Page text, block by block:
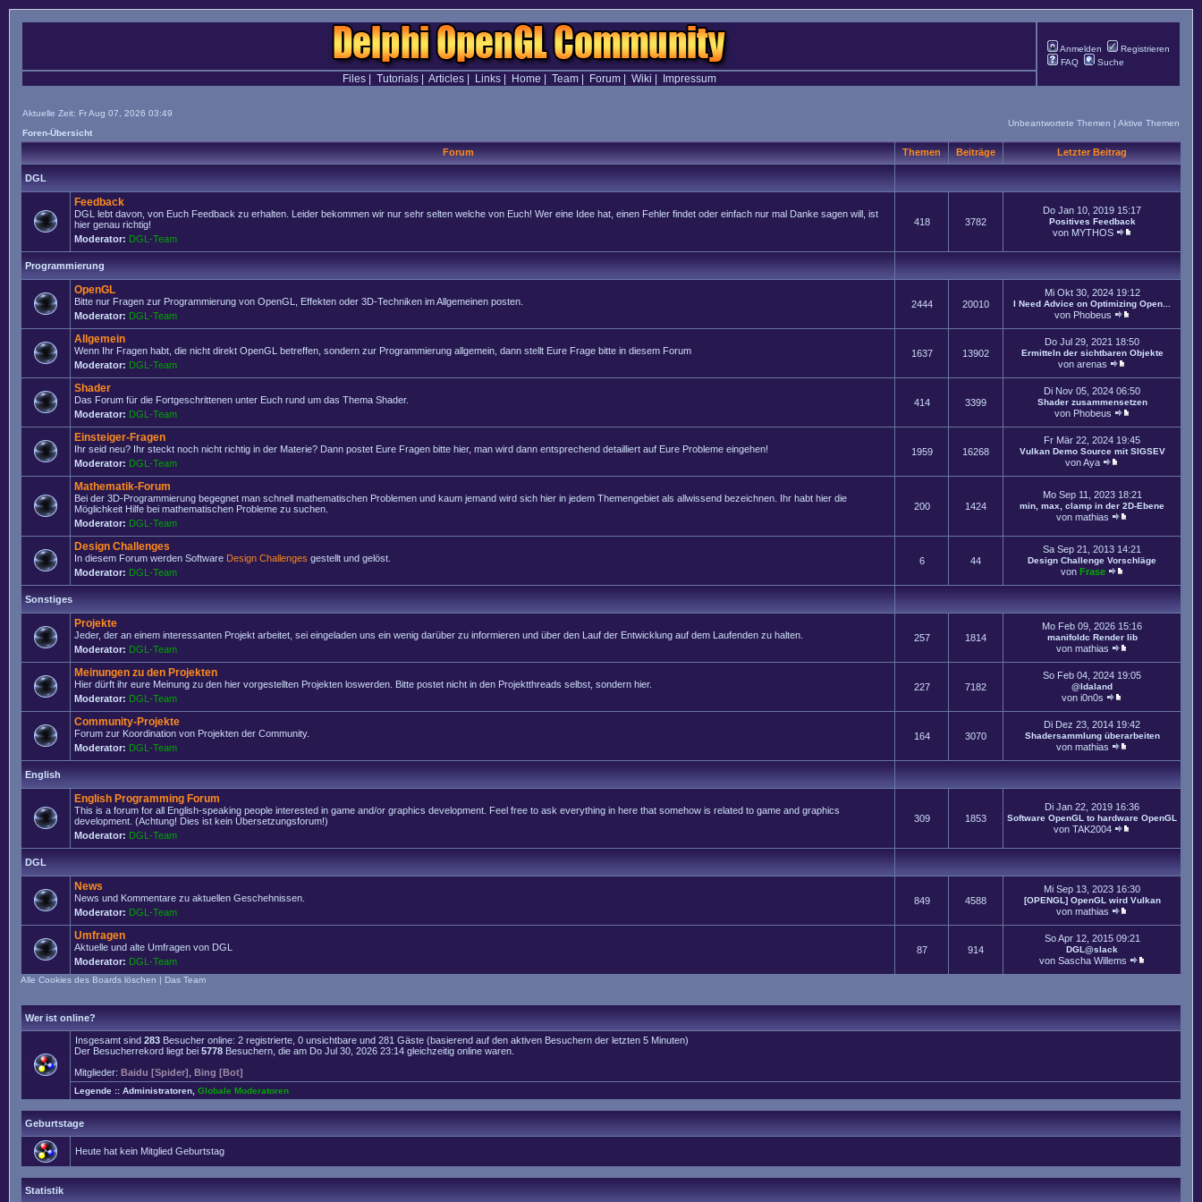
Anmelden
Registrieren
FAQ
Suche
Files| Tutorials| Articles| Links| Home Team| Forum| Wiki Impressum
Aktuelle Zeit: Fr Aug 07, 2026 03:49
Foren-Übersicht
Unbeantwortete Themen | Aktive Themen
Forum Themen Beiträge Letzter Beitrag
DGL
Feedback
DGL lebt davon, von Euch Feedback zu erhalten. Leider bekommen wir nur sehr selten welche von Euch! Wer eine Idee hat, einen Fehler findet oder einfach nur mal Danke sagen will, ist
hier genau richtig!
Moderator: DGL-Team
418 3782
Do Jan 10, 2019 15:17
Positives Feedback
von MYTHOS
Programmierung
OpenGL
Bitte nur Fragen zur Programmierung von OpenGL, Effekten oder 3D-Techniken im Allgemeinen posten.
Moderator: DGL-Team
2444 20010
Mi Okt 30, 2024 19:12
I Need Advice on Optimizing Open...
von Phobeus
Allgemein
Wenn Ihr Fragen habt, die nicht direkt OpenGL betreffen, sondern zur Programmierung allgemein, dann stellt Eure Frage bitte in diesem Forum
Moderator: DGL-Team
1637 13902
Do Jul 29, 2021 18:50
Ermitteln der sichtbaren Objekte
von arenas
Shader
Das Forum für die Fortgeschrittenen unter Euch rund um das Thema Shader.
Moderator: DGL-Team
414 3399
Di Nov 05, 2024 06:50
Shader zusammensetzen
von Phobeus
Einsteiger-Fragen
Ihr seid neu? Ihr steckt noch nicht richtig in der Materie? Dann postet Eure Fragen bitte hier, man wird dann entsprechend detailliert auf Eure Probleme eingehen!
Moderator: DGL-Team
1959 16268
Fr Mär 22, 2024 19:45
Vulkan Demo Source mit SIGSEV
vonAya
Mathematik-Forum
Bei der 3D-Programmierung begegnet man schnell mathematischen Problemen und kaum jemand wird sich hier in jedem Themengebiet als allwissend bezeichnen. Ihr habt hier die
Möglichkeit Hilfe bei mathematischen Probleme zu suchen.
Moderator: DGL-Team
200 1424
Mo Sep 11, 2023 18:21
min, max, clamp in der 2D-Ebene
von mathias
Design Challenges
In diesem Forum werden Software Design Challenges gestellt und gelöst.
Moderator: DGL-Team
6 44
Sa Sep 21, 2013 14:21
Design Challenge Vorschläge
von Frase
Sonstiges
Projekte
Jeder, der an einem interessanten Projekt arbeitet, sei eingeladen uns ein wenig darüber zu informieren und über den Lauf der Entwicklung auf dem Laufenden zu halten.
Moderator: DGL-Team
257 1814
Mo Feb 09, 2026 15:16
manifoldc Render lib
von mathias
Meinungen zu den Projekten
Hier dürft ihr eure Meinung zu den hier vorgestellten Projekten loswerden. Bitte postet nicht in den Projektthreads selbst, sondern hier.
Moderator: DGL-Team
227 7182
So Feb 04, 2024 19:05
@Idaland
von i0n0s
Community-Projekte
Forum zur Koordination von Projekten der Community.
Moderator: DGL-Team
164 3070
Di Dez 23, 2014 19:42
Shadersammlung überarbeiten
von mathias
English
English Programming Forum
This is a forum for all English-speaking people interested in game and/or graphics development. Feel free to ask everything in here that somehow is related to game and graphics
development. (Achtung! Dies ist kein Übersetzungsforum!)
Moderator: DGL-Team
309 1853
Di Jan 22, 2019 16:36
Software OpenGL to hardware OpenGL
von TAK2004
DGL
News
News und Kommentare zu aktuellen Geschehnissen.
Moderator: DGL-Team
849 4588
Mi Sep 13, 2023 16:30
[OPENGL] OpenGL wird Vulkan
von mathias
Umfragen
Aktuelle und alte Umfragen von DGL
Moderator: DGL-Team
87 914
So Apr 12, 2015 09:21
DGL@slack
von Sascha Willems
Alle Cookies des Boards löschen | Das Team
Wer ist online?
Insgesamt sind 283 Besucher online: 2 registrierte, 0 unsichtbare und 281 Gäste (basierend auf den aktiven Besuchern der letzten 5 Minuten)
Der Besucherrekord liegt bei 5778 Besuchern, die am Do Jul 30, 2026 23:14 gleichzeitig online waren.
Mitglieder: Baidu [Spider] Bing [Bot]
Legende :: Administratoren Globale Moderatoren
Geburtstage
Heute hat kein Mitglied Geburtstag
Statistik